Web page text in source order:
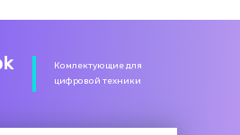
Комлектующие для
цифровой техники